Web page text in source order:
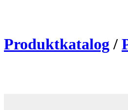
Produktkatalog /